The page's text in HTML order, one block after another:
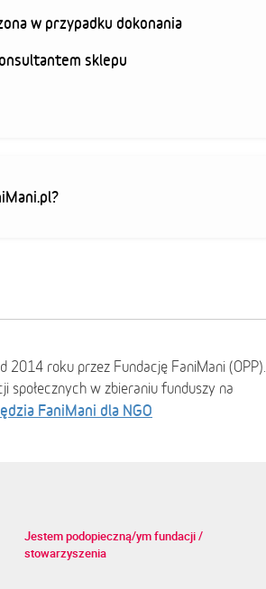
w przypadku dokonania
sklepu
2014 roku przez Fundację FaniMani (OPP).
społecznych w zbieraniu funduszy na
FaniMani dla NGO
Jestem podopieczną/ym fundacji /
stowarzyszenia